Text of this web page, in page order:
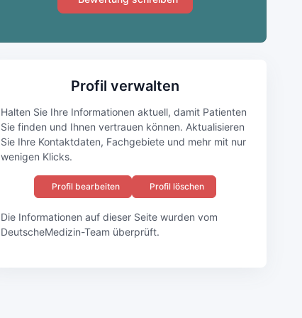
Profil verwalten
Halten Sie Ihre Informationen aktuell, damit Patienten
Sie finden und Ihnen vertrauen können. Aktualisieren
Sie Ihre Kontaktdaten, Fachgebiete und mehr mit nur
wenigen Klicks.
Profil bearbeiten Profil löschen
Die Informationen auf dieser Seite wurden vom
DeutscheMedizin-Team überprüft.